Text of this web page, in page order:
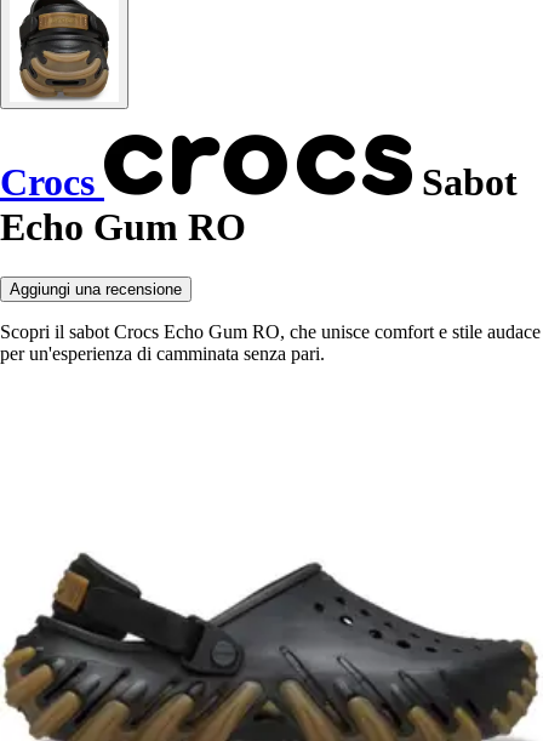
Crocs
Sabot
Echo Gum RO
Aggiungi una recensione
Scopri il sabot Crocs Echo Gum RO, che unisce comfort e stile audace
per un'esperienza di camminata senza pari.